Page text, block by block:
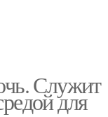
Служит
для